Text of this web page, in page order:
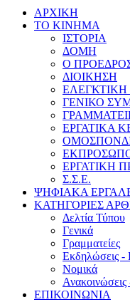
ΑΡΧΙΚΗ
ΤΟ ΚΙΝΗΜΑ
ΙΣΤΟΡΙΑ
ΔΟΜΗ
Ο
ΔΙΟΙΚΗΣΗ
ΓΕΝΙΚΟ
ΕΡΓΑΤΙΚΑ
ΕΡΓΑΤΙΚΗ
Σ.Σ.Ε.
ΨΗΦΙΑΚΑ
ΚΑΤΗΓΟΡΙΕΣ
Δελτία Τύπου
Γενικά
Γραμματείες
Εκδηλώσεις -
Νομικά
Ανακοινώσεις
ΕΠΙΚΟΙΝΩΝΙΑ